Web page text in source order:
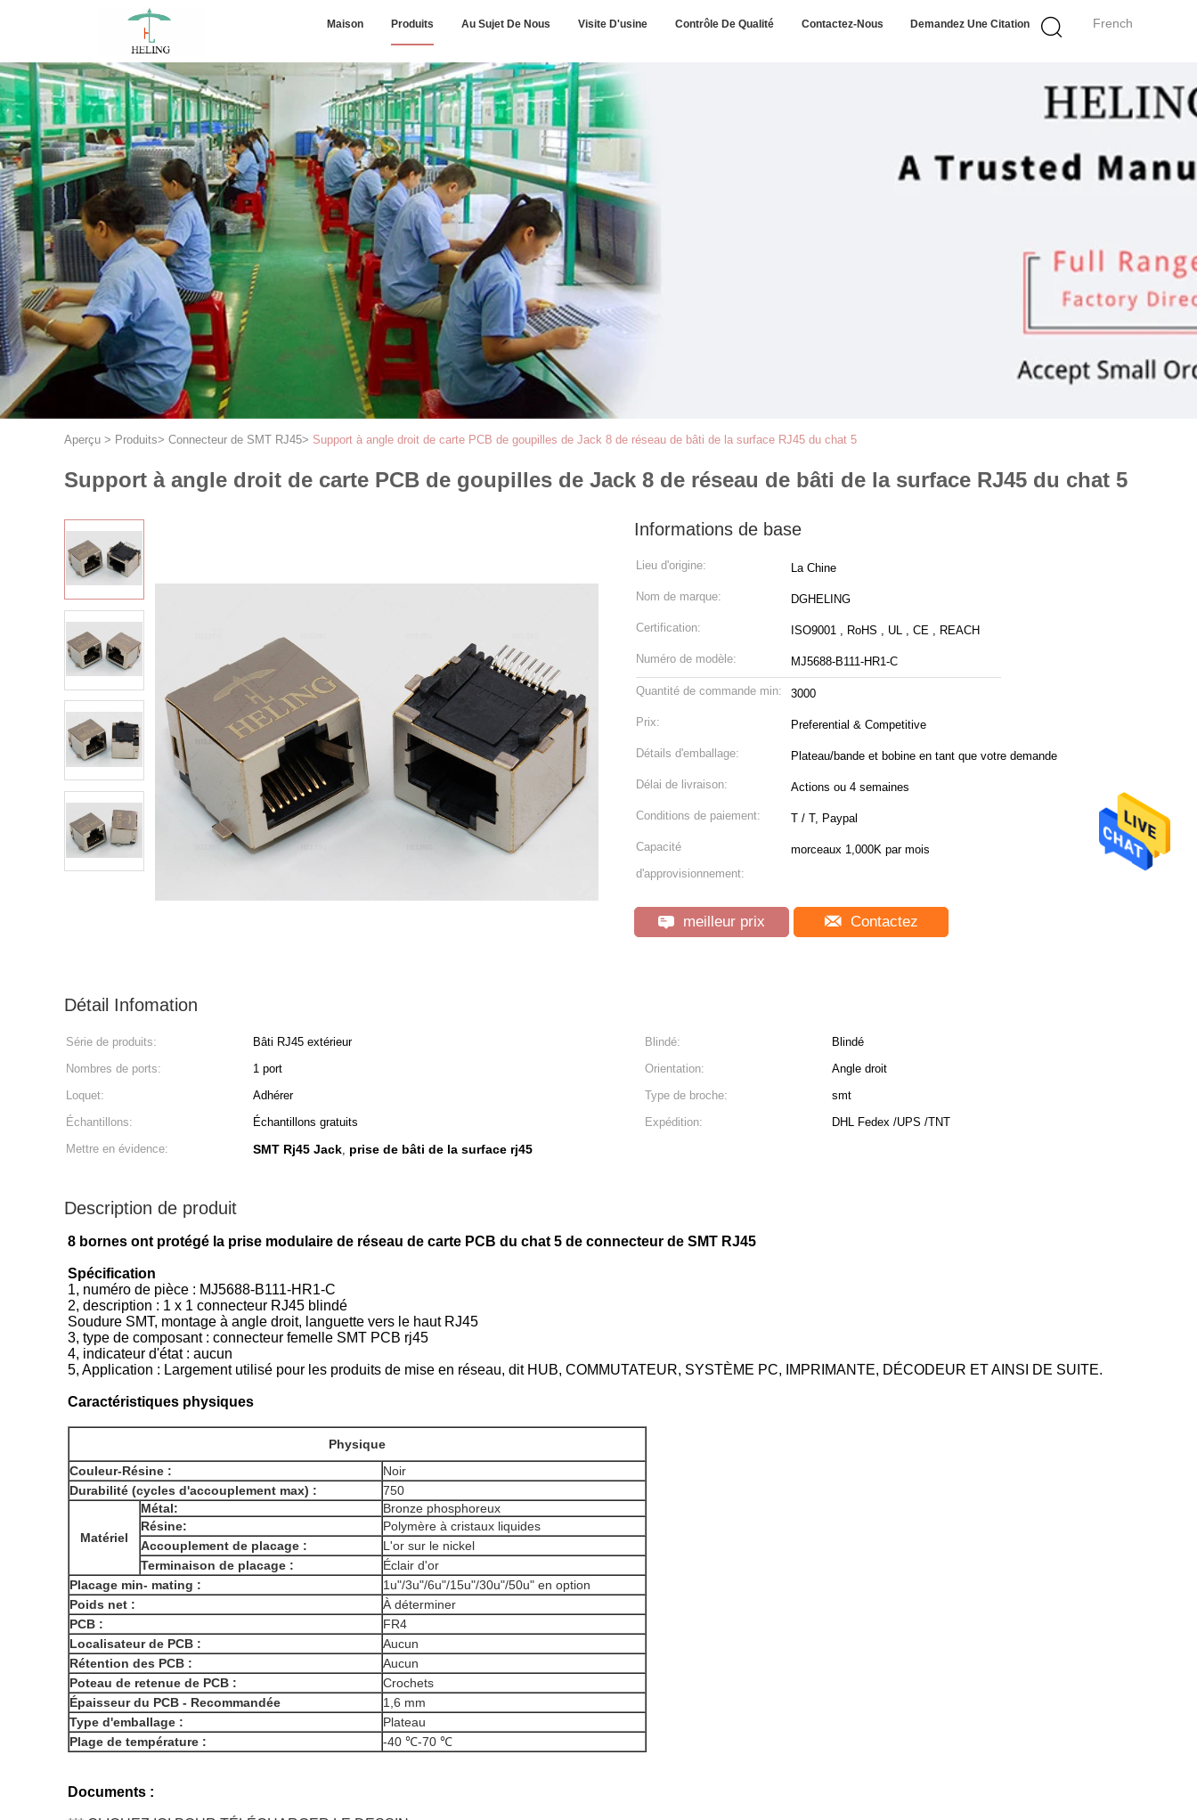
French
Maison Produits Au Sujet De Nous Visite D'usine Contrôle De Qualité Contactez-Nous Demandez Une Citation
Aperçu > Produits> Connecteur de SMT RJ45> Support à angle droit de carte PCB de goupilles de Jack 8 de réseau de bâti de la surface RJ45 du chat 5
Support à angle droit de carte PCB de goupilles de Jack 8 de réseau de bâti de la surface RJ45 du chat 5
Informations de base
Lieu d'origine: La Chine
Nom de marque: DGHELING
Certification: ISO9001 , RoHS , UL , CE , REACH
Numéro de modèle: MJ5688-B111-HR1-C
Quantité de commande min: 3000
Prix: Preferential & Competitive
Détails d'emballage: Plateau/bande et bobine en tant que votre demande
Délai de livraison: Actions ou 4 semaines
Conditions de paiement: T / T, Paypal
Capacité
d'approvisionnement:
morceaux 1,000K par mois
meilleur prix Contactez
Détail Infomation
Série de produits: Bâti RJ45 extérieur Blindé:
Blindé
Nombres de ports:
1 port Orientation:
Angle droit
Loquet:
Adhérer Type de broche:
smt
Échantillons:
Échantillons gratuits Expédition:
DHL Fedex /UPS /TNT
Mettre en évidence:
SMT Rj45 Jack, prise de bâti de la surface rj45
Description de produit
8 bornes ont protégé la prise modulaire de réseau de carte PCB du chat 5 de connecteur de SMT RJ45
Spécification
1, numéro de pièce : MJ5688-B111-HR1-C
2, description : 1 x 1 connecteur RJ45 blindé
Soudure SMT, montage à angle droit, languette vers le haut RJ45
3, type de composant : connecteur femelle SMT PCB rj45
4, indicateur d'état : aucun
5, Application : Largement utilisé pour les produits de mise en réseau, dit HUB, COMMUTATEUR, SYSTÈME PC, IMPRIMANTE, DÉCODEUR ET AINSI DE SUITE.
Caractéristiques physiques
Physique
Couleur-Résine :
Noir
Durabilité (cycles d'accouplement max) :
750
Matériel
Métal:
Bronze phosphoreux
Résine:
Polymère à cristaux liquides
Accouplement de placage :
L'or sur le nickel
Terminaison de placage :
Éclair d'or
Placage min- mating :
1u"/3u"/6u"/15u"/30u"/50u" en option
Poids net :
À déterminer
PCB :
FR4
Localisateur de PCB :
Aucun
Rétention des PCB :
Aucun
Poteau de retenue de PCB :
Crochets
Épaisseur du PCB - Recommandée
1,6 mm
Type d'emballage :
Plateau
Plage de température :
-40 ℃-70 ℃
Documents :